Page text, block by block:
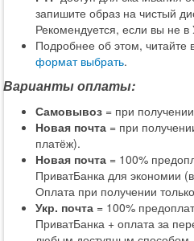
запишите образ на чистый
Рекомендуется, если вы не в
Подробнее об этом, читайте
формат выбрать.
Варианты оплаты:
Самовывоз = при
Новая почта = при
платёж).
Новая почта = 100%
ПриватБанка для экономии
Оплата при получении
Укр. почта = 100%
ПриватБанка + оплата за